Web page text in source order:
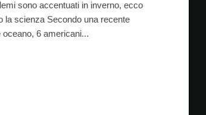
sono accentuati in inverno, ecco
la scienza Secondo una recente
oceano, 6 americani...